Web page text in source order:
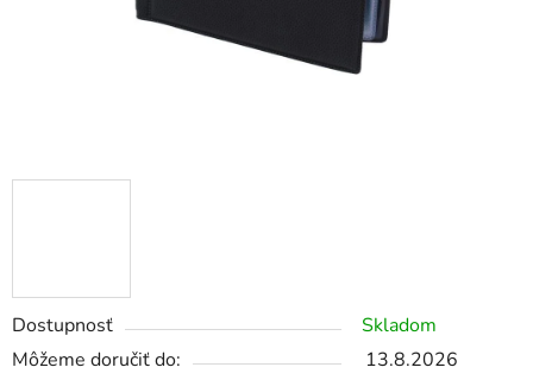
Dostupnosť
Skladom
Môžeme doručiť do:
13.8.2026